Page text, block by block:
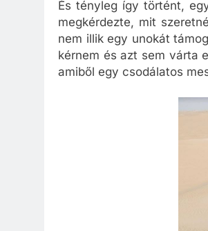
És tényleg így történt,
megkérdezte, mit
nem illik egy unokát
kérnem és azt sem várta
amiből egy csodálatos